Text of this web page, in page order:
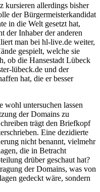
kursieren allerdings bisher
der Bürgermeisterkandidat
in die Welt gesetzt hat,
der Inhaber der anderen
man bei hl-live.de weiter,
gespielt, welche sie
ob die Hansestadt Lübeck
lübeck.de und der
hat, die er besser
wohl untersuchen lassen
der Domains zu
trägt den Briefkopf
Eine dezidierte
nicht benannt, vielmehr
die in Betracht
drüber geschaut hat?
der Domains, was von
gedeckt wäre, sondern